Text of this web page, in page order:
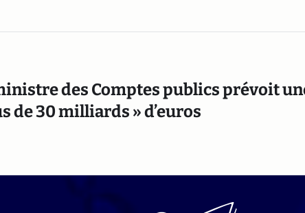
des Comptes publics prévoit
de 30 milliards » d’euros